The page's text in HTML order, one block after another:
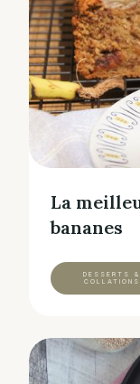
La
bananes
DESSERTS &
COLLATIONS